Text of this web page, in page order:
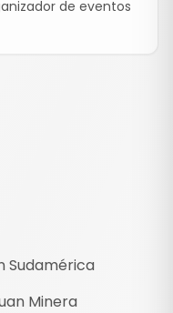
de eventos
Sudamérica
Minera